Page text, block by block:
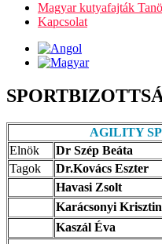
Magyar kutyafajták
Kapcsolat
AGILITY
Elnök
Dr Szép Beáta
Tagok
Dr.Kovács Eszter
Havasi Zsolt
Karácsonyi
Kaszál Éva